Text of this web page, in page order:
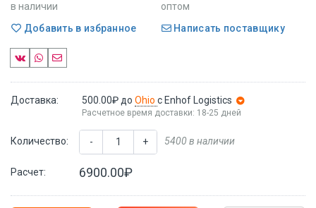
в наличии
оптом
Добавить в избранное
Написать поставщику
Доставка: 500.00₽ до Ohio с Enhof Logistics
Расчетное время доставки: 18-25 дней
Количество: - + 5400 в наличии
Расчет: 6900.00₽